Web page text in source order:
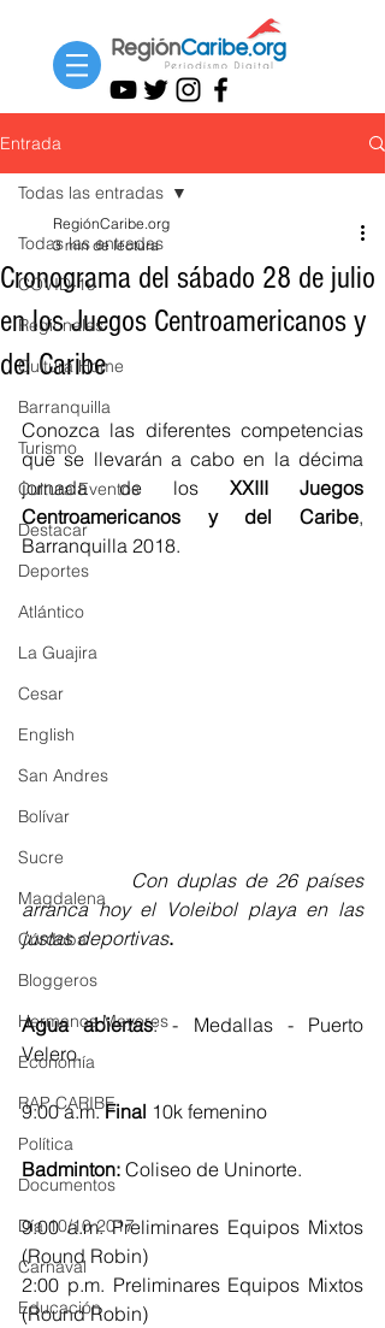
Entrada
Todas las entradas
COVID-19
Regionales
Cultura Home
Barranquilla
Turismo
Cultura Eventos
Destacar
Deportes
Atlántico
La Guajira
Cesar
English
San Andres
Bolívar
Sucre
Magdalena
Córdoba
Bloggeros
Hermanos Mayores
Economía
RAP CARIBE
Política
Documentos
Día 10/10 2017
Carnaval
Educación
Todas las entradas
Cronograma del sábado 28 de julio
en los Juegos Centroamericanos y
del Caribe
RegiónCaribe.org
3 min de lectura
Conozca las diferentes competencias
que se llevarán a cabo en la décima
jornada de los XXIII Juegos
Centroamericanos y del Caribe,
Barranquilla 2018.
arranca hoy el Voleibol playa en las
justas deportivas.
Agua abiertas: - Medallas - Puerto
Velero.
9:00 a.m. Final 10k femenino
Badminton: Coliseo de Uninorte.
9:00 a.m. Preliminares Equipos Mixtos
(Round Robin)
2:00 p.m. Preliminares Equipos Mixtos
(Round Robin)